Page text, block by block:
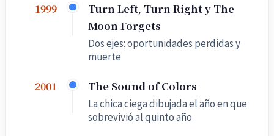
1999
Turn Left, Turn Right y The
Moon Forgets
Dos ejes: oportunidades perdidas y
muerte
2001 The Sound of Colors
La chica ciega dibujada el año en que
sobrevivió al quinto año